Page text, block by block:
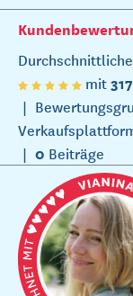
mit317
|
| 0 Beiträge